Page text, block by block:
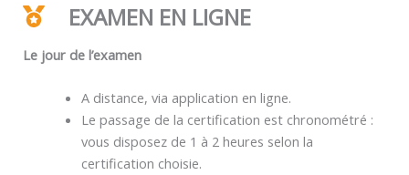
EXAMEN EN LIGNE
Le jour de l’examen
A distance, via application en ligne.
Le passage de la certification est chronométré :
vous disposez de 1 à 2 heures selon la
certification choisie.